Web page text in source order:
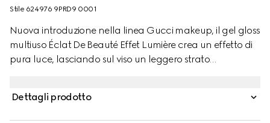
Stile ‎624976 9PRD9 0001
Nuova introduzione nella linea Gucci makeup, il gel gloss
multiuso Éclat De Beauté Effet Lumière crea un effetto di
pura luce, lasciando sul viso un leggero strato
occhi, labbra e zigomi è presentato in un'unica tonalità
Dettagli prodotto